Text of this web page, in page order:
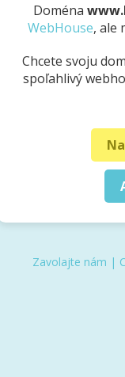
Doména
WebHouse, ale
Chcete svoju
spoľahlivý
Zavolajte nám |